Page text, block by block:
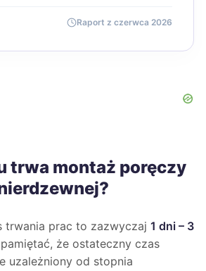
Raport z czerwca 2026
trwa montaż poręczy
trwania prac to zazwyczaj 1 dni – 3
że ostateczny czas
uzależniony od stopnia